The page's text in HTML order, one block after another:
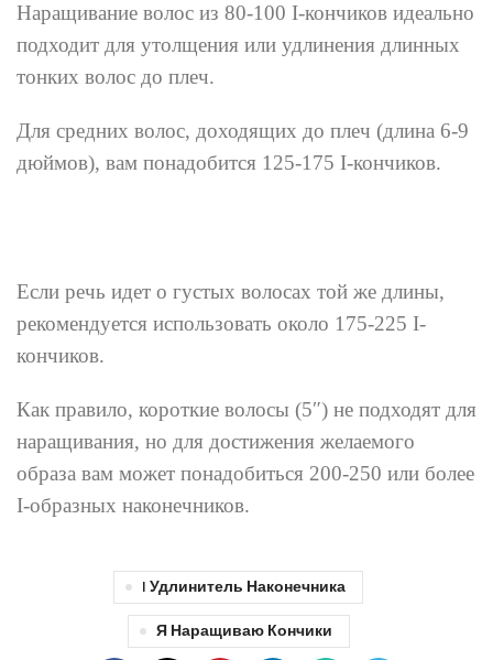
Наращивание волос из 80-100 I-кончиков идеально
подходит для утолщения или удлинения длинных
тонких волос до плеч.
Для средних волос, доходящих до плеч (длина 6-9
дюймов), вам понадобится 125-175 I-кончиков.
Если речь идет о густых волосах той же длины,
рекомендуется использовать около 175-225 I-
кончиков.
Как правило, короткие волосы (5″) не подходят для
наращивания, но для достижения желаемого
образа вам может понадобиться 200-250 или более
I-образных наконечников.
I Удлинитель Наконечника
Я Наращиваю Кончики